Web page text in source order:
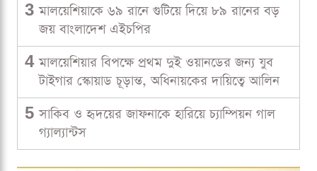
3 মালয়েশিয়াকে ৬৯ রানে গুটিয়ে দিয়ে ৮৯ রানের বড়
জয় বাংলাদেশ এইচপির
4 মালয়েশিয়ার বিপক্ষে প্রথম দুই ওয়ানডের জন্য যুব
টাইগার স্কোয়াড চূড়ান্ত, অধিনায়কের দায়িত্বে আলিন
5 সাকিব ও হৃদয়ের জাফনাকে হারিয়ে চ্যাম্পিয়ন গাল
গ্যাল্যান্টস